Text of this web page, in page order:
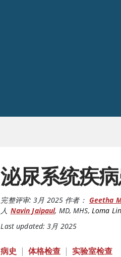
泌尿系统疾
完整评审: 3月 2025 作者： Geetha
人 Navin Jaipaul, MD, MHS, Loma
Last updated: 3月 2025
病史 | 体格检查 | 实验室检查